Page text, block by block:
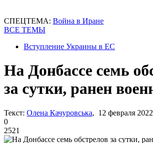
СПЕЦТЕМА: Война в Иране
ВСЕ ТЕМЫ
Вступление Украины в ЕС
На Донбассе семь
за сутки, ранен
Текст: Олена Качуровська, 12 февраля
0
2521